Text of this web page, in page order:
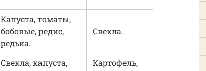
Капуста, томаты,
бобовые, редис,
редька.
Свекла.
Свекла, капуста,
Картофель,